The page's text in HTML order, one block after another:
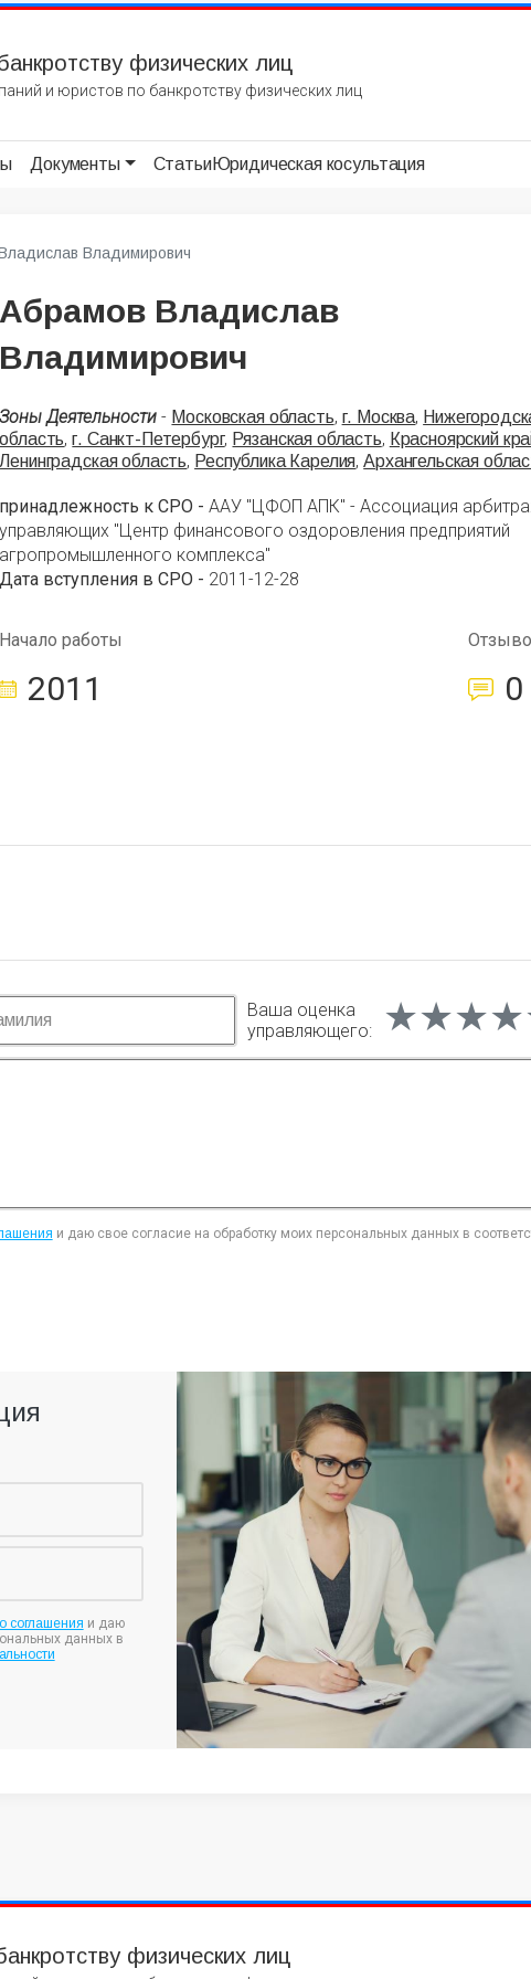
физических лиц
и юристов по банкротству физических лиц
Документы СтатьиЮридическая косультация
Владимирович
Абрамов Владислав
Владимирович
Зоны Деятельности - Московская область, г. Москва,
область,г. Санкт-Петербург, Рязанская область, Красноярский
Ленинградская область, Республика Карелия,Архангельская
принадлежность к СРО -ААУ "ЦФОП АПК" - Ассоциация
управляющих "Центр финансового оздоровления предприятий
агропромышленного комплекса"
Дата вступления в СРО - 2011-12-28
Начало работы
2011 0
Ваша оценка
управляющего:
и даю свое согласие на обработку моих персональных данных в
соглашения и даю
данных в
физических лиц